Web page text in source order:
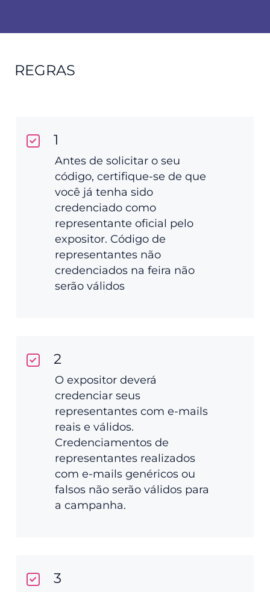
REGRAS
1
Antes de solicitar o seu
código, certifique-se de que
você já tenha sido
credenciado como
representante oficial pelo
expositor. Código de
representantes não
credenciados na feira não
serão válidos
2
O expositor deverá
credenciar seus
representantes com e-mails
reais e válidos.
Credenciamentos de
representantes realizados
com e-mails genéricos ou
falsos não serão válidos para
a campanha.
3